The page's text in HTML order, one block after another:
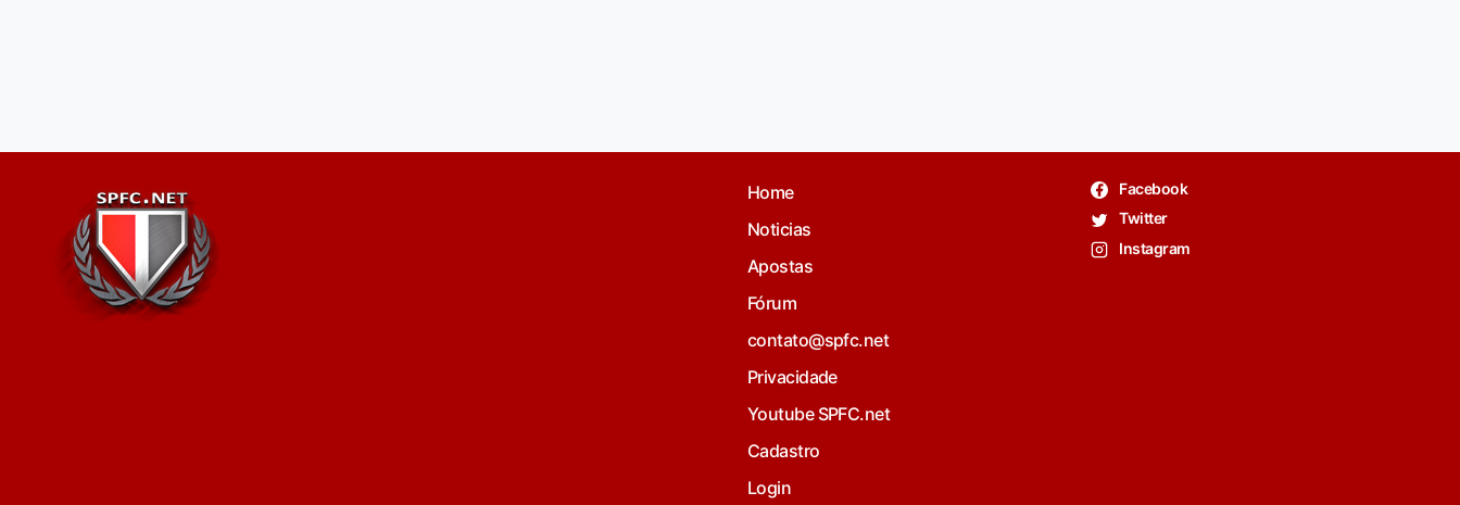
Home
Noticias
Apostas
Fórum
contato@spfc.net
Privacidade
Youtube SPFC.net
Cadastro
Login
Facebook
Twitter
Instagram